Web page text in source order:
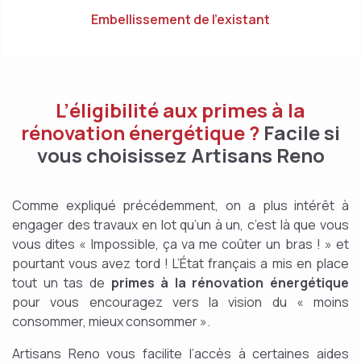
Embellissement de l’existant
L’éligibilité aux primes à la
rénovation énergétique ? Facile si
vous choisissez Artisans Reno
Comme expliqué précédemment, on a plus intérêt à
engager des travaux en lot qu’un à un, c’est là que vous
vous dites « Impossible, ça va me coûter un bras ! » et
pourtant vous avez tord ! L’État français a mis en place
tout un tas de primes à la rénovation énergétique
pour vous encouragez vers la vision du « moins
consommer, mieux consommer ».
Artisans Reno vous facilite l’accès à certaines aides